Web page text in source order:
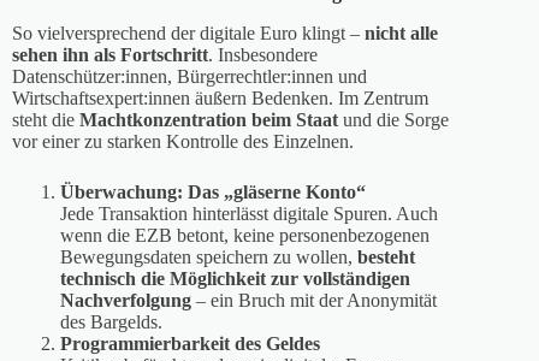
So vielversprechend der digitale Euro klingt – nicht alle
sehen ihn als Fortschritt. Insbesondere
Datenschützer:innen, Bürgerrechtler:innen und
Wirtschaftsexpert:innen äußern Bedenken. Im Zentrum
steht die Machtkonzentration beim Staat und die Sorge
vor einer zu starken Kontrolle des Einzelnen.
Überwachung: Das „gläserne Konto“
Jede Transaktion hinterlässt digitale Spuren. Auch
wenn die EZB betont, keine personenbezogenen
Bewegungsdaten speichern zu wollen, besteht
technisch die Möglichkeit zur vollständigen
Nachverfolgung – ein Bruch mit der Anonymität
des Bargelds.
Programmierbarkeit des Geldes